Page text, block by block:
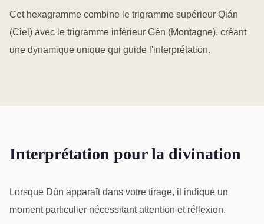
Cet hexagramme combine le trigramme supérieur Qián
(Ciel) avec le trigramme inférieur Gèn (Montagne), créant
une dynamique unique qui guide l'interprétation.
Interprétation pour la divination
Lorsque Dùn apparaît dans votre tirage, il indique un
moment particulier nécessitant attention et réflexion.